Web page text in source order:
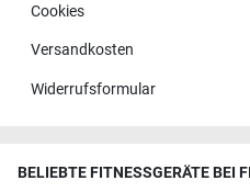
Cookies
Versandkosten
Widerrufsformular
BELIEBTE FITNESSGERÄTE BEI